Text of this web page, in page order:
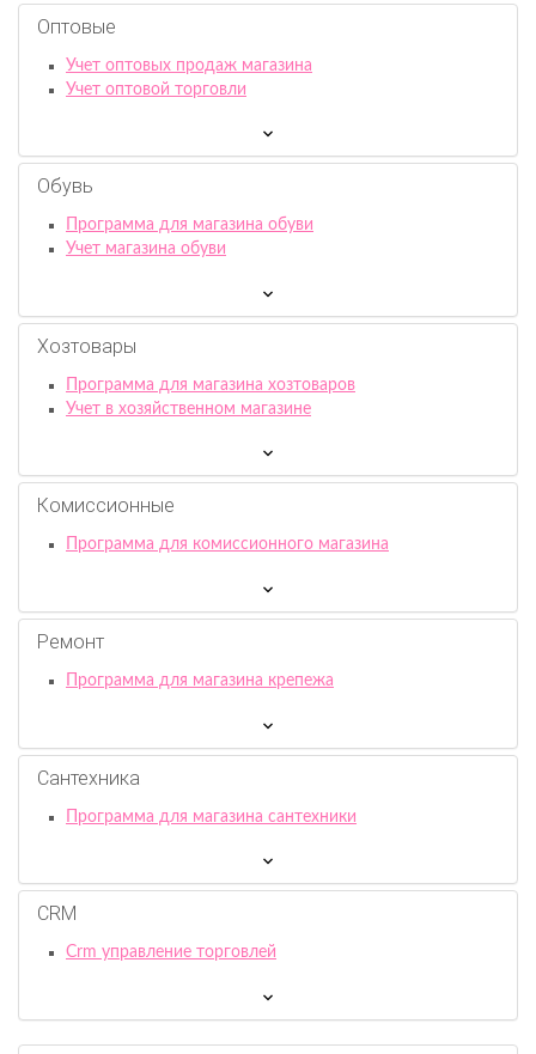
Оптовые
Учет оптовых продаж магазина
Учет оптовой торговли
Обувь
Программа для магазина обуви
Учет магазина обуви
Хозтовары
Программа для магазина хозтоваров
Учет в хозяйственном магазине
Комиссионныe
Программа для комиссионного магазина
Ремонт
Программа для магазина крепежа
Сантехника
Программа для магазина сантехники
CRM
Crm управление торговлей